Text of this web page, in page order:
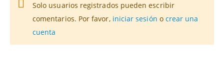
Solo usuarios registrados pueden escribir
comentarios. Por favor, iniciar sesión o crear una
cuenta